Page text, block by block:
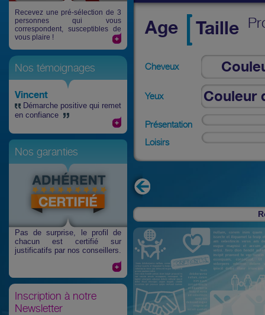
Recevez une pré-sélection de 3
personnes qui vous
correspondent, susceptibles de
vous plaire !
Nos témoignages
Vincent
Démarche positive qui remet
en confiance
Nos garanties
Pas de surprise, le profil de
chacun est certifié sur
justificatifs par nos conseillers.
Inscription à notre
Newsletter
Age
Taille
Cheveux
Yeux Couleur
Présentation
Loisirs